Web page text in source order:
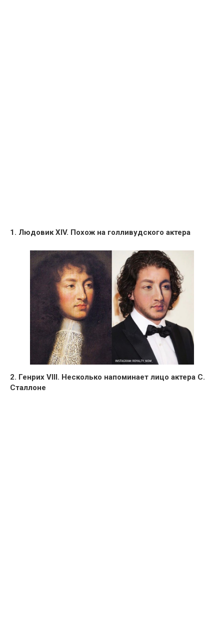
1. Людовик XIV. Похож на голливудского актера
2. Генрих VIII. Несколько напоминает лицо актера С.
Сталлоне